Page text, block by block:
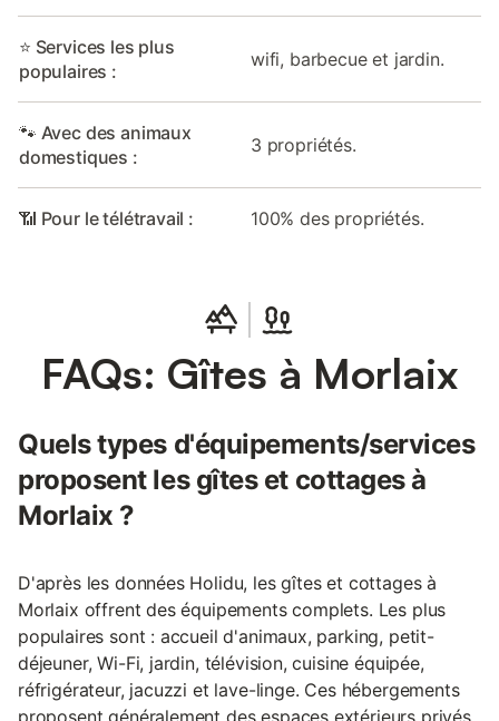
⭐ Services les plus
populaires :
wifi, barbecue et jardin.
🐾 Avec des animaux
domestiques :
3 propriétés.
📶 Pour le télétravail : 100% des propriétés.
FAQs: Gîtes à Morlaix
Quels types d'équipements/services
proposent les gîtes et cottages à
Morlaix ?
D'après les données Holidu, les gîtes et cottages à
Morlaix offrent des équipements complets. Les plus
populaires sont : accueil d'animaux, parking, petit-
déjeuner, Wi-Fi, jardin, télévision, cuisine équipée,
réfrigérateur, jacuzzi et lave-linge. Ces hébergements
proposent généralement des espaces extérieurs privés